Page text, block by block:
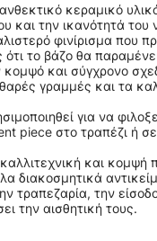
κεραμικό
και την ικανότητά
φινίρισμα που
το βάζο θα
κομψό και σύγχρονο
γραμμές και τα
για να
piece στο τραπέζι ή
και κομψή
διακοσμητικά
τραπεζαρία, την
την αισθητική τους.